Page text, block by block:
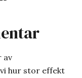
av
hur stor effekt